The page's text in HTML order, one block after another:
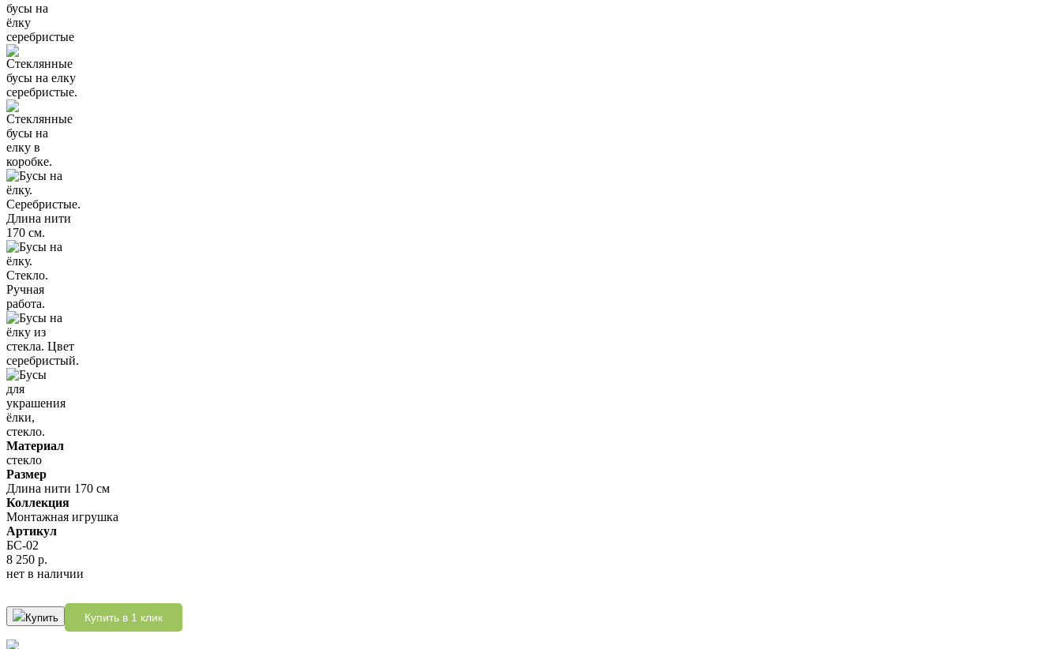
Материал
стекло
Размер
Длина нити 170 см
Коллекция
Монтажная игрушка
Артикул
БС-02
8 250 р.
нет в наличии
Купить Купить в 1 клик